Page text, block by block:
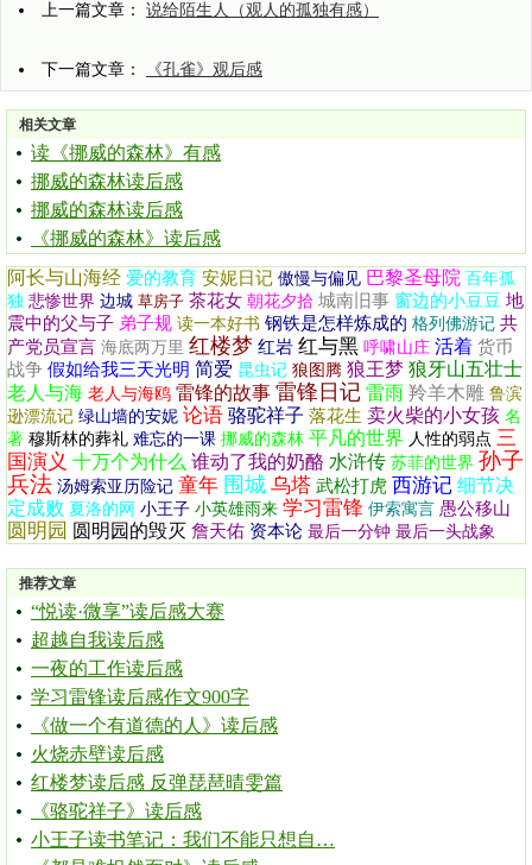
上一篇文章： 说给陌生人（观人的孤独有感）
下一篇文章： 《孔雀》观后感
相关文章
读《挪威的森林》有感
挪威的森林读后感
挪威的森林读后感
《挪威的森林》读后感
阿长与山海经 爱的教育 安妮日记 傲慢与偏见 巴黎圣母院 百年孤
独 悲惨世界 边城 草房子 茶花女 朝花夕拾 城南旧事 窗边的小豆豆 地
震中的父与子 弟子规 读一本好书 钢铁是怎样炼成的 格列佛游记 共
产党员宣言 海底两万里 红楼梦 红岩 红与黑 呼啸山庄 活着 货币
战争 假如给我三天光明 简爱 昆虫记 狼图腾 狼王梦 狼牙山五壮士
老人与海 老人与海鸥 雷锋的故事 雷锋日记 雷雨 羚羊木雕 鲁滨
逊漂流记 绿山墙的安妮 论语 骆驼祥子 落花生 卖火柴的小女孩 名
著 穆斯林的葬礼 难忘的一课 挪威的森林 平凡的世界 人性的弱点 三
国演义 十万个为什么 谁动了我的奶酪 水浒传 苏菲的世界 孙子
兵法 汤姆索亚历险记 童年 围城 乌塔 武松打虎 西游记 细节决
定成败 夏洛的网 小王子 小英雄雨来 学习雷锋 伊索寓言 愚公移山
圆明园 圆明园的毁灭 詹天佑 资本论 最后一分钟 最后一头战象
推荐文章
“悦读·微享”读后感大赛
超越自我读后感
一夜的工作读后感
学习雷锋读后感作文900字
《做一个有道德的人》读后感
火烧赤壁读后感
红楼梦读后感 反弹琵琶晴雯篇
《骆驼祥子》读后感
小王子读书笔记：我们不能只想自…